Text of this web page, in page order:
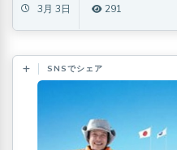
3月 3日 291
SNSでシェア